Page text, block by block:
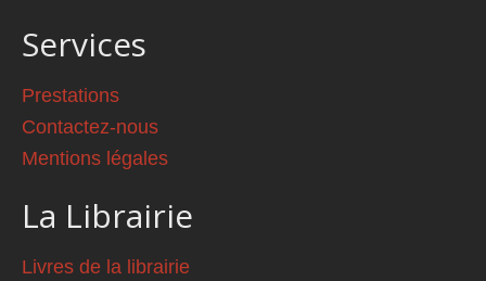
Services
Prestations
Contactez-nous
Mentions légales
La Librairie
Livres de la librairie